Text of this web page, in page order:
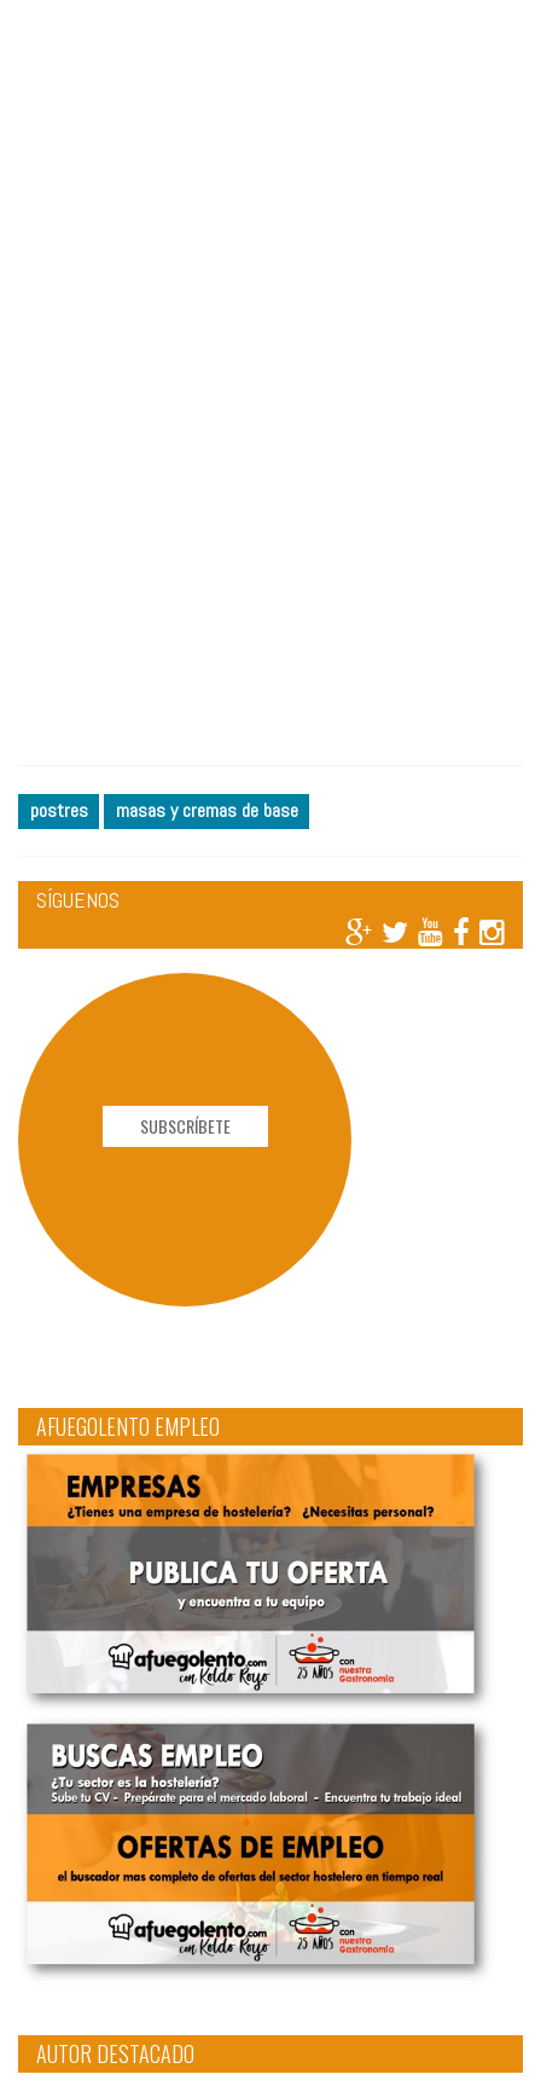
postres masas y cremas de base
SÍGUENOS
SUBSCRÍBETE
AFUEGOLENTO EMPLEO
AUTOR DESTACADO